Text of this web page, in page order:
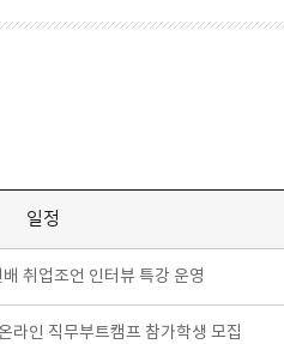
일정
취업조언 인터뷰 특강 운영
라인 직무부트캠프 참가학생 모집